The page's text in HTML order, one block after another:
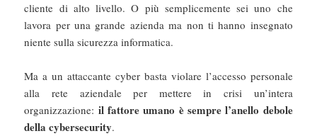
cliente di alto livello. O più semplicemente sei uno che
lavora per una grande azienda ma non ti hanno insegnato
niente sulla sicurezza informatica.
Ma a un attaccante cyber basta violare l’accesso personale
alla rete aziendale per mettere in crisi un’intera
organizzazione: il fattore umano è sempre l’anello debole
della cybersecurity.